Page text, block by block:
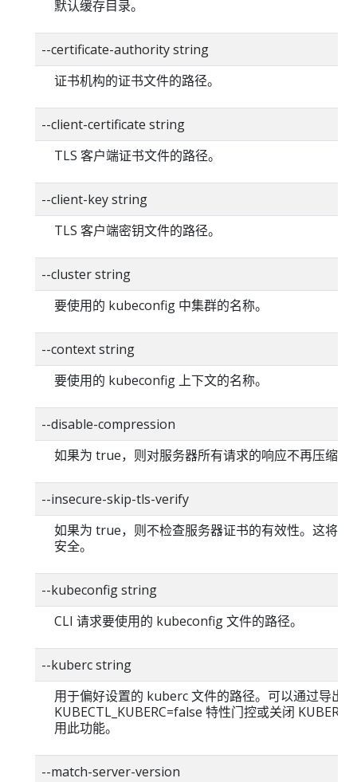
默认缓存目录。
--certificate-authority string
证书机构的证书文件的路径。
--client-certificate string
TLS 客户端证书文件的路径。
--client-key string
TLS 客户端密钥文件的路径。
--cluster string
要使用的 kubeconfig 中集群的名称。
--context string
要使用的 kubeconfig 上下文的名称。
--disable-compression
如果为 true，则对服务器所有请求的响应不再压缩。
--insecure-skip-tls-verify
如果为 true，则不检查服务器证书的有效性。这将使
安全。
--kubeconfig string
CLI 请求要使用的 kubeconfig 文件的路径。
--kuberc string
用于偏好设置的 kuberc 文件的路径。可以通过导出
KUBECTL_KUBERC=false 特性门控或关闭
用此功能。
--match-server-version